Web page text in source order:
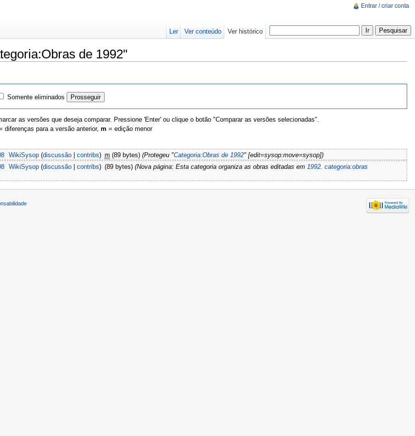
de 1992"
Somente eliminados
as versões que deseja comparar. Pressione 'Enter' ou clique o botão "Comparar as versões selecionadas".
diferenças para a versão anterior, m = edição menor
WikiSysop (discussão |contribs) m (89 bytes) (Protegeu "Categoria:Obras de 1992" [edit=sysop:move=sysop])
WikiSysop (discussão |contribs) (89 bytes) (Nova página: Esta categoria organiza as obras editadas em 1992. categoria:obras
Entrar / criar conta
Ler Ver conteúdo Ver histórico